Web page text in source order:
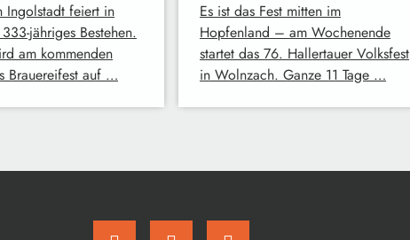
Ingolstadt feiert in
jähriges Bestehen.
am kommenden
Brauereifest auf …
Es ist das Fest mitten im
Hopfenland – am Wochenende
startet das 76. Hallertauer Volksfest
in Wolnzach. Ganze 11 Tage …